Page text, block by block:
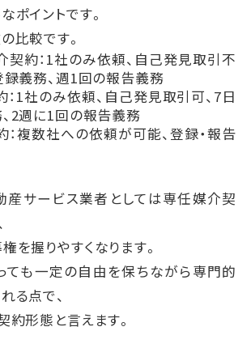
ポイントです。
比較です。
契約：1社のみ依頼、自己発見取引不
録義務、週1回の報告義務
1社のみ依頼、自己発見取引可、7日
2週に1回の報告義務
複数社への依頼が可能、登録・報告
産サービス業者としては専任媒介契
を握りやすくなります。
ても一定の自由を保ちながら専門的
る点で、
約形態と言えます。